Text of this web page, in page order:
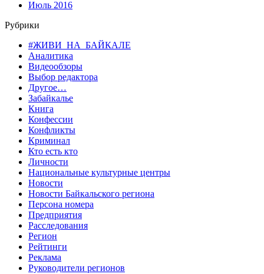
Июль 2016
Рубрики
#ЖИВИ_НА_БАЙКАЛЕ
Аналитика
Видеообзоры
Выбор редактора
Другое…
Забайкалье
Книга
Конфессии
Конфликты
Криминал
Кто есть кто
Личности
Национальные культурные центры
Новости
Новости Байкальского региона
Персона номера
Предприятия
Расследования
Регион
Рейтинги
Реклама
Руководители регионов